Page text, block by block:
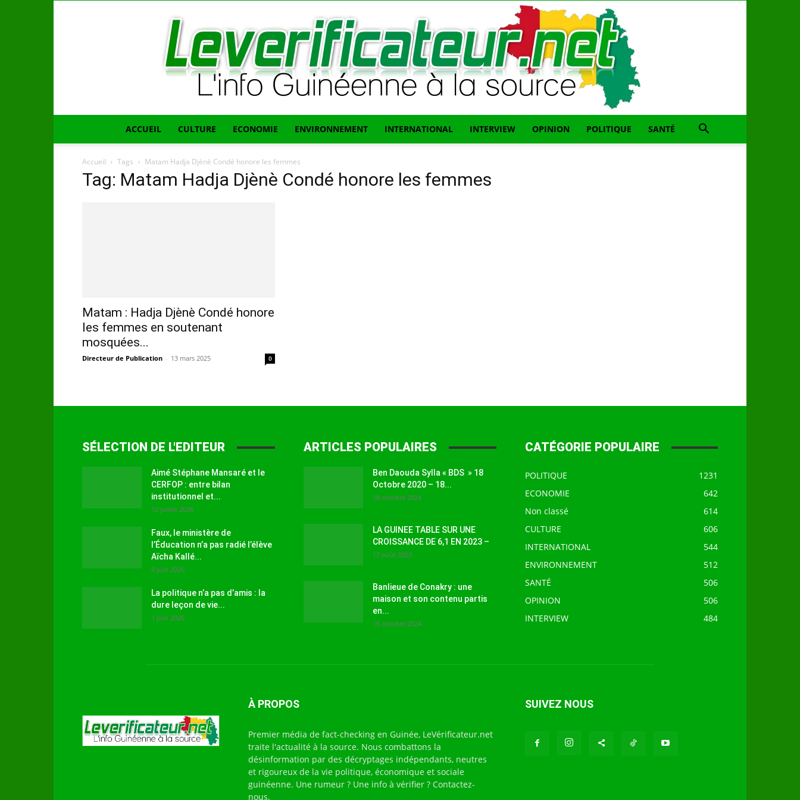
ACCUEIL CULTURE ECONOMIE ENVIRONNEMENT INTERNATIONAL INTERVIEW OPINION POLITIQUE SANTÉ
Accueil Tags Matam Hadja Djènè Condé honore les femmes
Tag: Matam Hadja Djènè Condé honore les femmes
Matam : Hadja Djènè Condé honore
les femmes en soutenant
mosquées...
Directeur de Publication - 13 mars 2025 0
SÉLECTION DE L'EDITEUR
Aimé Stéphane Mansaré et le
CERFOP : entre bilan
institutionnel et...
12 juillet 2026
Faux, le ministère de
l’Éducation n’a pas radié l’élève
Aïcha Kallé...
9 juin 2026
La politique n’a pas d’amis : la
dure leçon de vie...
1 juin 2026
ARTICLES POPULAIRES
Ben Daouda Sylla « BDS » 18
Octobre 2020 – 18...
18 octobre 2024
LA GUINEE TABLE SUR UNE
CROISSANCE DE 6,1 EN 2023 –
17 août 2023
Banlieue de Conakry : une
maison et son contenu partis
en...
16 octobre 2024
CATÉGORIE POPULAIRE
POLITIQUE
1231
ECONOMIE
642
Non classé
614
CULTURE
606
INTERNATIONAL
544
ENVIRONNEMENT
512
SANTÉ
506
OPINION
506
INTERVIEW
484
À PROPOS
Premier média de fact-checking en Guinée, LeVérificateur.net
traite l'actualité à la source. Nous combattons la
désinformation par des décryptages indépendants, neutres
et rigoureux de la vie politique, économique et sociale
guinéenne. Une rumeur ? Une info à vérifier ? Contactez-
nous.
SUIVEZ NOUS